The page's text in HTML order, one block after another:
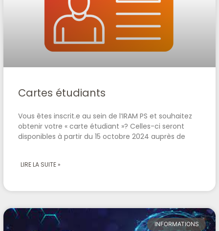
Cartes étudiants
Vous êtes inscrit.e au sein de l’IRAM PS et souhaitez
obtenir votre « carte étudiant »? Celles-ci seront
disponibles à partir du 15 octobre 2024 auprès de
LIRE LA SUITE »
INFORMATIONS